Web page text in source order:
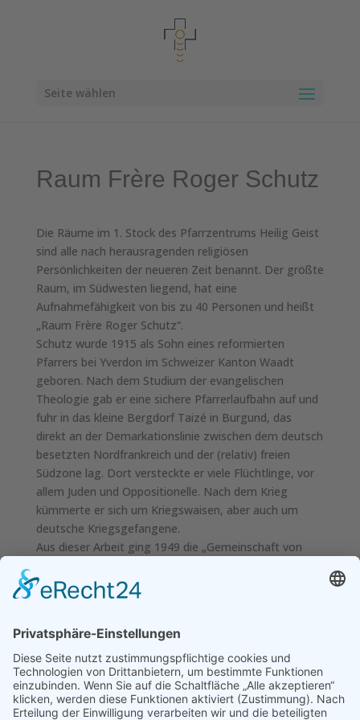
Seite wählen
Raum Frère Roger Schutz
Die Räume im 1. Stock des Pfarrzentrums Heilig Geist
sind alle nach herausragenden religiösen
Persönlichkeiten der neueren Zeit benannt. Der größte
Raum, im Südwesten liegend, hat eine
Aufnahmefähigkeit von bis zu 40 Personen und heißt
„Raum Frère Roger Schutz“.
Schutz wurde 1915 als Sohn eines reformierten
Pfarrers bei Yverdon im Schweizer Kanton Waadt
geboren. Nach dem Studium der evangelischen
Theologie gab er eine sichere Pfarrerlaufbahn auf und
fuhr in das kleine Bergdorf Taizé in Burgund, das
direkt an der Demarkationslinie zwischen dem deutsch
besetzten Nordfrankreich und der (relativ) freien
Südzone lag. Dort versteckte er viele Flüchtlinge, vor
allem Juden und Oppositionelle. Nach dem Krieg
kümmerte er sich um Kriegswaisen, aber auch um
deutsche Kriegsgefangene.
Aus dieser Arbeit ging 1949 die „Gemeinschaft von
(dementsprechend „Frère“, „Bruder“ Roger). Frère
Roger Schutz hat mit seiner Ordensgemeinschaft,
verschiedener evangelischer Kirchen, Katholiken und
Anglikaner angehörten, zeitlebens auf eine
Versöhnung der christlichen Konfessionen
hingearbeitet. Angesprochen hat er vor allem auch die
Jugendlichen. Seit den 50-er Jahren versammelten sich